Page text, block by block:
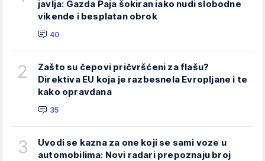
javlja: Gazda Paja šokiran iako nudi slobodne
vikende i besplatan obrok
40
2
Zašto su čepovi pričvršćeni za flašu?
Direktiva EU koja je razbesnela Evropljane i te
kako opravdana
35
3
Uvodi se kazna za one koji se sami voze u
automobilima: Novi radari prepoznaju broj